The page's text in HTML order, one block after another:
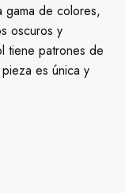
gama de colores,
oscuros y
tiene patrones de
es única y